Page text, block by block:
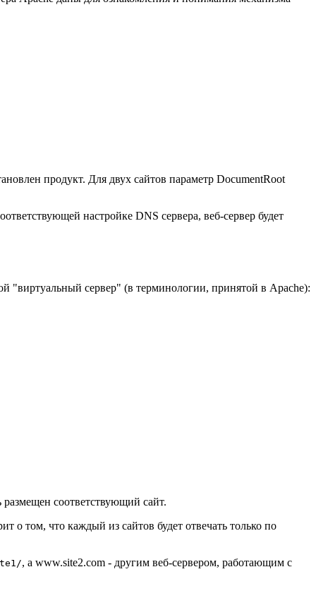
продукт. Для двух сайтов параметр DocumentRoot
настройке DNS сервера, веб-сервер будет
"виртуальный сервер" (в терминологии, принятой в Apache):
соответствующий сайт.
о том, что каждый из сайтов будет отвечать только по
, а www.site2.com - другим веб-сервером, работающим с